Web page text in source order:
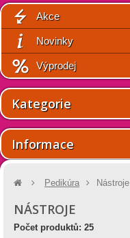
Akce
Novinky
Výprodej
Kategorie
Informace
Pedikúra Nástroje
NÁSTROJE
Počet produktů: 25